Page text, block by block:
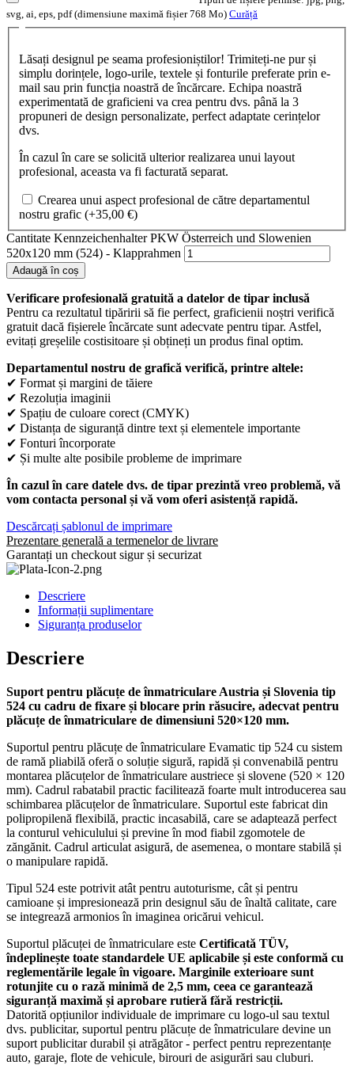
svg, ai, eps, pdf (dimensiune maximă fișier 768 Mo) Curăță
Lăsați designul pe seama profesioniștilor! Trimiteți-ne pur și
simplu dorințele, logo-urile, textele și fonturile preferate prin e-
mail sau prin funcția noastră de încărcare. Echipa noastră
experimentată de graficieni va crea pentru dvs. până la 3
propuneri de design personalizate, perfect adaptate cerințelor
dvs.
În cazul în care se solicită ulterior realizarea unui layout
profesional, aceasta va fi facturată separat.
Crearea unui aspect profesional de către departamentul
nostru grafic (+35,00 €)
Cantitate Kennzeichenhalter PKW Österreich und Slowenien
520x120 mm (524) - Klapprahmen
Adaugă în coș
Verificare profesională gratuită a datelor de tipar inclusă
Pentru ca rezultatul tipăririi să fie perfect, graficienii noștri verifică
gratuit dacă fișierele încărcate sunt adecvate pentru tipar. Astfel,
evitați greșelile costisitoare și obțineți un produs final optim.
Departamentul nostru de grafică verifică, printre altele:
✔ Format și margini de tăiere
✔ Rezoluția imaginii
✔ Spațiu de culoare corect (CMYK)
✔ Distanța de siguranță dintre text și elementele importante
✔ Fonturi încorporate
✔ Și multe alte posibile probleme de imprimare
În cazul în care datele dvs. de tipar prezintă vreo problemă, vă
vom contacta personal și vă vom oferi asistență rapidă.
Descărcați șablonul de imprimare
Prezentare generală a termenelor de livrare
Garantați un checkout sigur și securizat
Descriere
Informații suplimentare
Siguranța produselor
Descriere
Suport pentru plăcuțe de înmatriculare Austria și Slovenia tip
524 cu cadru de fixare și blocare prin răsucire, adecvat pentru
plăcuțe de înmatriculare de dimensiuni 520×120 mm.
Suportul pentru plăcuțe de înmatriculare Evamatic tip 524 cu sistem
de ramă pliabilă oferă o soluție sigură, rapidă și convenabilă pentru
montarea plăcuțelor de înmatriculare austriece și slovene (520 × 120
mm). Cadrul rabatabil practic facilitează foarte mult introducerea sau
schimbarea plăcuțelor de înmatriculare. Suportul este fabricat din
polipropilenă flexibilă, practic incasabilă, care se adaptează perfect
la conturul vehiculului și previne în mod fiabil zgomotele de
zăngănit. Cadrul articulat asigură, de asemenea, o montare stabilă și
o manipulare rapidă.
Tipul 524 este potrivit atât pentru autoturisme, cât și pentru
camioane și impresionează prin designul său de înaltă calitate, care
se integrează armonios în imaginea oricărui vehicul.
Suportul plăcuței de înmatriculare este Certificată TÜV,
îndeplinește toate standardele UE aplicabile și este conformă cu
reglementările legale în vigoare. Marginile exterioare sunt
rotunjite cu o rază minimă de 2,5 mm, ceea ce garantează
siguranță maximă și aprobare rutieră fără restricții.
Datorită opțiunilor individuale de imprimare cu logo-ul sau textul
dvs. publicitar, suportul pentru plăcuțe de înmatriculare devine un
suport publicitar durabil și atrăgător - perfect pentru reprezentanțe
auto, garaje, flote de vehicule, birouri de asigurări sau cluburi.